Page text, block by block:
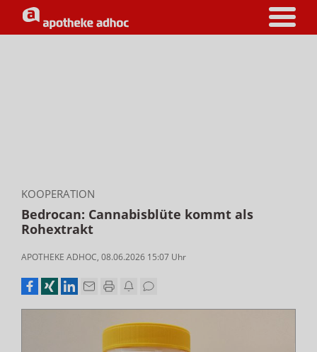
KOOPERATION
Bedrocan: Cannabisblüte kommt als
Rohextrakt
APOTHEKE ADHOC, 08.06.2026 15:07 Uhr